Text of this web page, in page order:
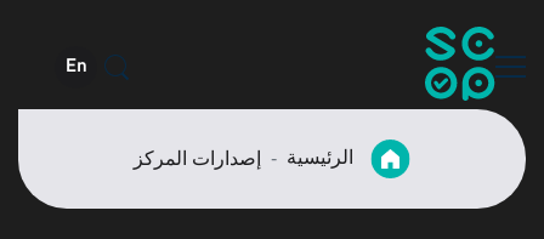
En
الرئيسية إصدارات المركز